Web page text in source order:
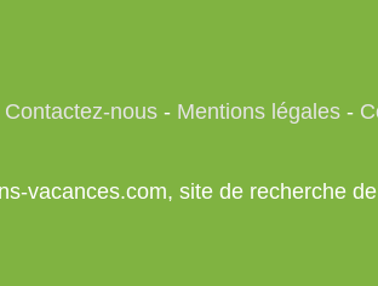
Contactez-nous- Mentions légales-
vacances.com, site de recherche